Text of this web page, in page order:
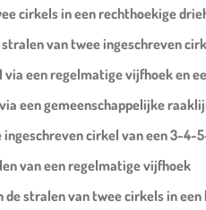
cirkels in een rechthoekige
stralen van twee ingeschreven
via een regelmatige vijfhoek en
een gemeenschappelijke
ingeschreven cirkel van een 3-4-
van een regelmatige vijfhoek
de stralen van twee cirkels in